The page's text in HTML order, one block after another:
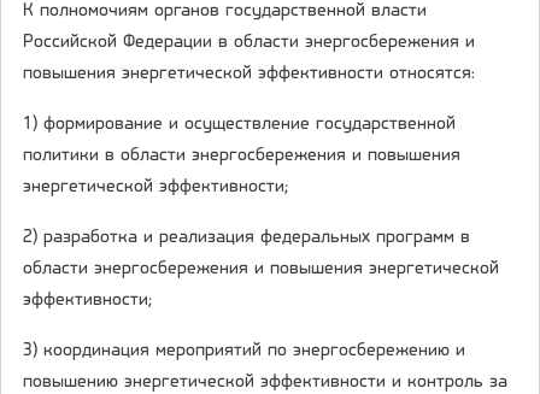
К полномочиям органов государственной власти
Российской Федерации в области энергосбережения и
повышения энергетической эффективности относятся:
1) формирование и осуществление государственной
политики в области энергосбережения и повышения
энергетической эффективности;
2) разработка и реализация федеральных программ в
области энергосбережения и повышения энергетической
эффективности;
3) координация мероприятий по энергосбережению и
повышению энергетической эффективности и контроль за